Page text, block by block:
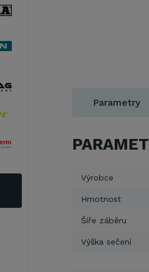
Parametry
Výrobce
Hmotnost
Šíře záběru
Výška sečení